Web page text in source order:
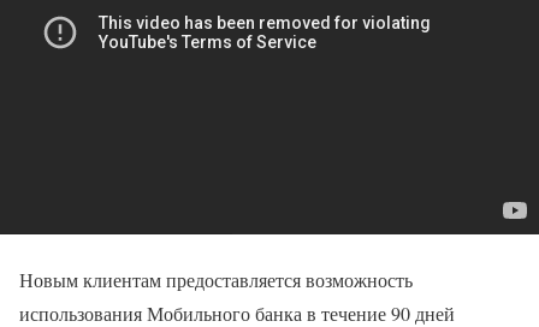
Новым клиентам предоставляется возможность
использования Мобильного банка в течение 90 дней